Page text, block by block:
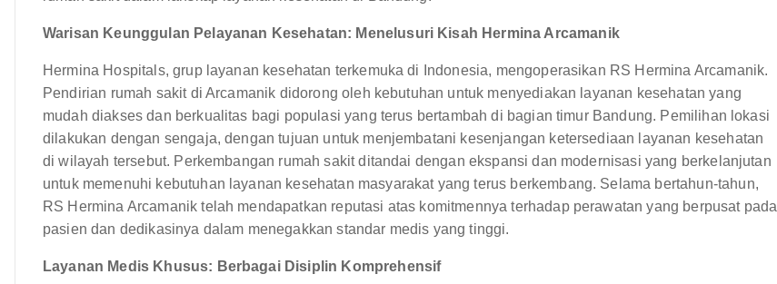
Warisan Keunggulan Pelayanan Kesehatan: Menelusuri Kisah Hermina Arcamanik
Hermina Hospitals, grup layanan kesehatan terkemuka di Indonesia, mengoperasikan RS Hermina Arcamanik.
Pendirian rumah sakit di Arcamanik didorong oleh kebutuhan untuk menyediakan layanan kesehatan yang
mudah diakses dan berkualitas bagi populasi yang terus bertambah di bagian timur Bandung. Pemilihan lokasi
dilakukan dengan sengaja, dengan tujuan untuk menjembatani kesenjangan ketersediaan layanan kesehatan
di wilayah tersebut. Perkembangan rumah sakit ditandai dengan ekspansi dan modernisasi yang berkelanjutan
untuk memenuhi kebutuhan layanan kesehatan masyarakat yang terus berkembang. Selama bertahun-tahun,
RS Hermina Arcamanik telah mendapatkan reputasi atas komitmennya terhadap perawatan yang berpusat pada
pasien dan dedikasinya dalam menegakkan standar medis yang tinggi.
Layanan Medis Khusus: Berbagai Disiplin Komprehensif